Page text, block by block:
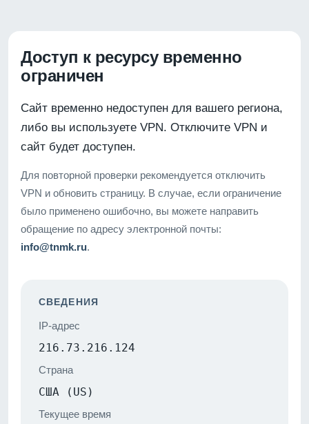
Доступ к ресурсу временно
ограничен
Сайт временно недоступен для вашего региона,
либо вы используете VPN. Отключите VPN и
сайт будет доступен.
Для повторной проверки рекомендуется отключить
VPN и обновить страницу. В случае, если ограничение
было применено ошибочно, вы можете направить
обращение по адресу электронной почты:
info@tnmk.ru.
СВЕДЕНИЯ
IP-адрес
216.73.216.124
Страна
США (US)
Текущее время